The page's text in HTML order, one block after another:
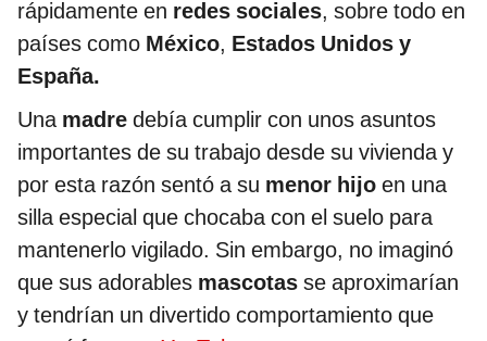
rápidamente en redes sociales, sobre todo en
países como México, Estados Unidos y
España.
Una madre debía cumplir con unos asuntos
importantes de su trabajo desde su vivienda y
por esta razón sentó a su menor hijo en una
silla especial que chocaba con el suelo para
mantenerlo vigilado. Sin embargo, no imaginó
que sus adorables mascotas se aproximarían
y tendrían un divertido comportamiento que